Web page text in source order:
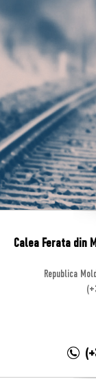
Calea Ferata din
Republica